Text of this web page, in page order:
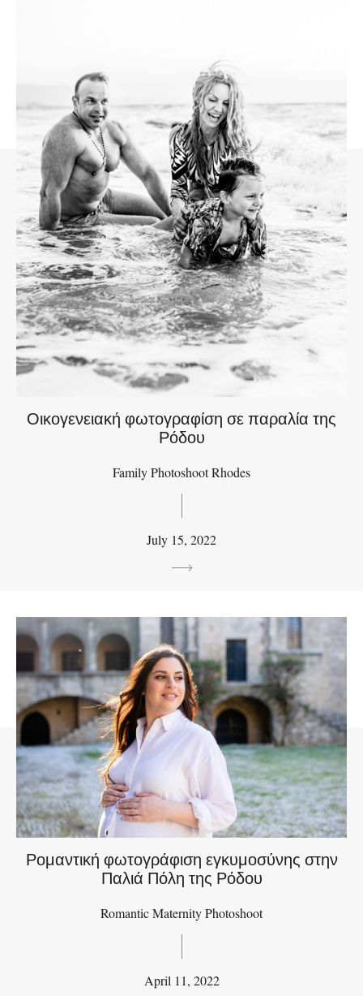
Οικογενειακή φωτογραφίση σε παραλία της
Ρόδου
Family Photoshoot Rhodes
July 15, 2022
Ρομαντική φωτογράφιση εγκυμοσύνης στην
Παλιά Πόλη της Ρόδου
Romantic Maternity Photoshoot
April 11, 2022